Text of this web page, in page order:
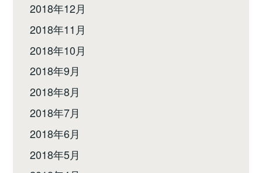
2018年12月
2018年11月
2018年10月
2018年9月
2018年8月
2018年7月
2018年6月
2018年5月